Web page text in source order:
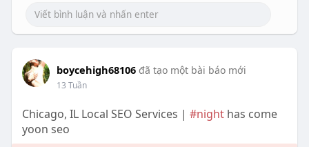
boycehigh68106 đã tạo một bài báo mới
13 Tuần
Chicago, IL Local SEO Services | #nighthas come
yoon seo